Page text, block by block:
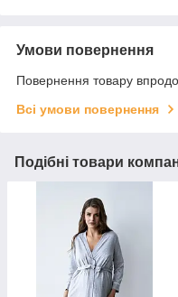
Умови повернення
Повернення товару
Всі умови повернення
Подібні товари